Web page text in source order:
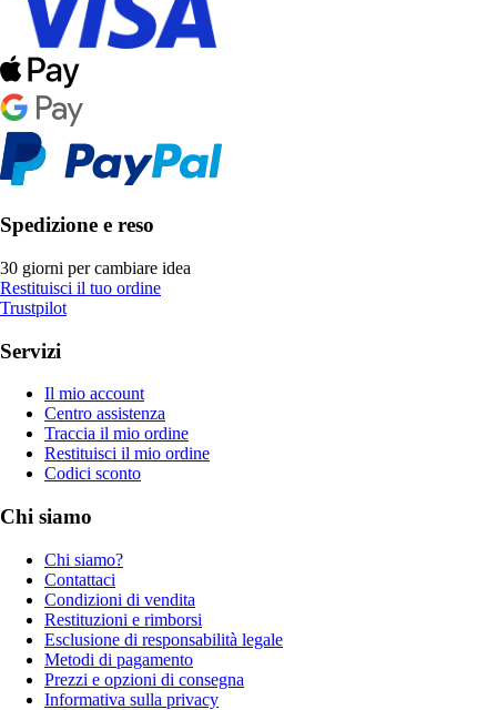
Spedizione e reso
30 giorni per cambiare idea
Restituisci il tuo ordine
Trustpilot
Servizi
Il mio account
Centro assistenza
Traccia il mio ordine
Restituisci il mio ordine
Codici sconto
Chi siamo
Chi siamo?
Contattaci
Condizioni di vendita
Restituzioni e rimborsi
Esclusione di responsabilità legale
Metodi di pagamento
Prezzi e opzioni di consegna
Informativa sulla privacy